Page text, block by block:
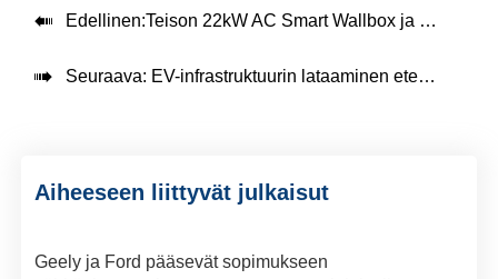
 Edellinen:Teison 22kW AC Smart Wallbox ja 30kW DC EV-latausasema nyt toiminnassa Indonesiassa
 Seuraava: EV-infrastruktuurin lataaminen eteenpäin
Aiheeseen liittyvät julkaisut
Geely ja Ford pääsevät sopimukseen